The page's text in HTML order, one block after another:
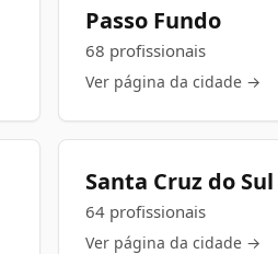
Passo Fundo
68 profissionais
Ver página da cidade →
Santa Cruz do Sul
64 profissionais
Ver página da cidade →